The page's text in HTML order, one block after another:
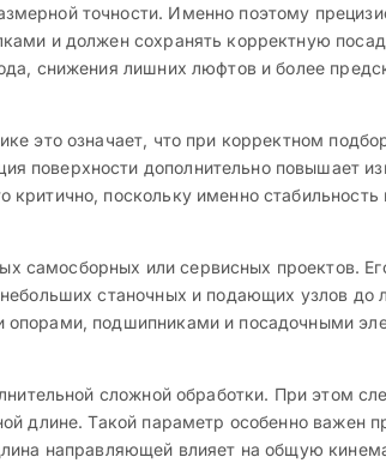
точности. Именно поэтому
и должен сохранять корректную
снижения лишних люфтов и более
это означает, что при корректном
поверхности дополнительно повышает
поскольку именно
самосборных или сервисных проектов.
станочных и подающих узлов до
опорами, подшипниками и посадочными
сложной обработки. При этом
длине. Такой параметр особенно важен
направляющей влияет на общую